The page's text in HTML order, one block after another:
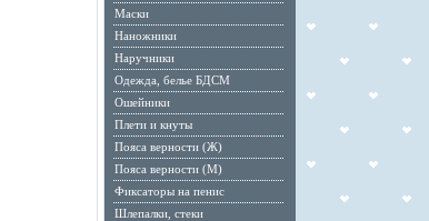
Маски
Наножники
Наручники
Одежда, белье БДСМ
Ошейники
Плети и кнуты
Пояса верности (Ж)
Пояса верности (М)
Фиксаторы на пенис
Шлепалки, стеки